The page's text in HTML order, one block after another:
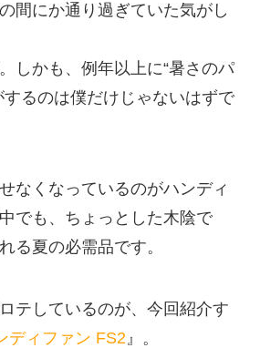
間にか通り過ぎていた気がし
しかも、例年以上に“暑さのパ
するのは僕だけじゃないはずで
なくなっているのがハンディ
でも、ちょっとした木陰で
る夏の必需品です。
テしているのが、今回紹介す
ディファン FS2 』。